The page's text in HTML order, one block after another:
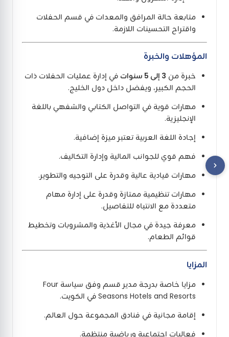
متابعة حالة المرافق والمعدات في قسم الحفلات
واقتراح التحسينات اللازمة.
المؤهلات والخبرة
خبرة من 3 إلى 5 سنوات
في إدارة عمليات الحفلات ذات
الحجم الكبير، ويفضل داخل دول الخليج.
مهارات قوية في التواصل الكتابي والشفهي باللغة
الإنجليزية.
إجادة اللغة العربية تعتبر ميزة إضافية.
فهم قوي للجوانب المالية وإدارة التكاليف.
مهارات قيادية عالية وقدرة على التوجيه والتطوير.
مهارات تنظيمية ممتازة وقدرة على إدارة مهام
متعددة مع الانتباه للتفاصيل.
معرفة جيدة في مجال الأغذية والمشروبات وتخطيط
قوائم الطعام.
المزايا
مزايا خاصة بدرجة مدير قسم وفق سياسة Four
Seasons Hotels and Resorts في الكويت.
إقامة مجانية في فنادق المجموعة حول العالم.
فعاليات اجتماعية ورياضية منتظمة.